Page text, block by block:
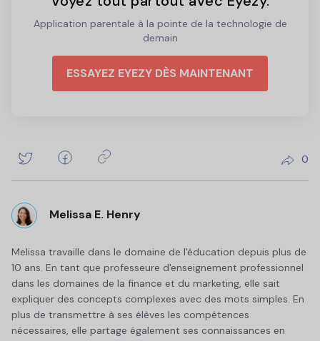
Application parentale à la pointe de la technologie de
demain
ESSAYEZ EYEZY DÈS MAINTENANT
0
Melissa E. Henry
Melissa travaille dans le domaine de l'éducation depuis plus de
10 ans. En tant que professeure d'enseignement professionnel
dans les domaines de la finance et du marketing, elle sait
expliquer des concepts complexes avec des mots simples. En
plus de transmettre à ses élèves les compétences
nécessaires, elle partage également ses connaissances en